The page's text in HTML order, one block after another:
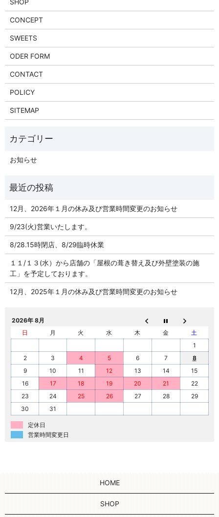
SHOP
CONCEPT
SWEETS
ODER FORM
CONTACT
POLICY
SITEMAP
お知らせ
12月、2026年１月の休み及び営業時間変更のお知らせ
9/23(火)営業いたします。
8/28.15時閉店、8/29臨時休業
１１/１３(水）から店舗の「屋根の葺き替え及び外壁塗装の施
工」を予定しております。
12月、2025年１月の休み及び営業時間変更のお知らせ
2026年 8月
日
月 火 水 木 金
土
1
2
3 4 5 6 7
8
9
10 11 12 13 14
15
16
17 18 19 20 21
22
23
24 25 26 27 28
29
30
31
定休日
営業時間変更日
HOME
SHOP